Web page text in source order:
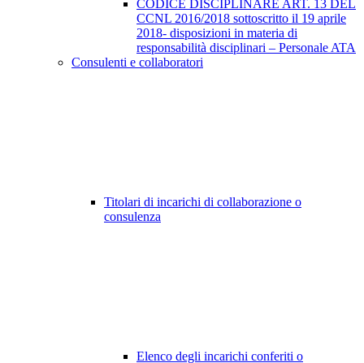
CODICE DISCIPLINARE ART. 13 DEL
CCNL 2016/2018 sottoscritto il 19 aprile
2018- disposizioni in materia di
responsabilità disciplinari – Personale ATA
Consulenti e collaboratori
Titolari di incarichi di collaborazione o
consulenza
Elenco degli incarichi conferiti o